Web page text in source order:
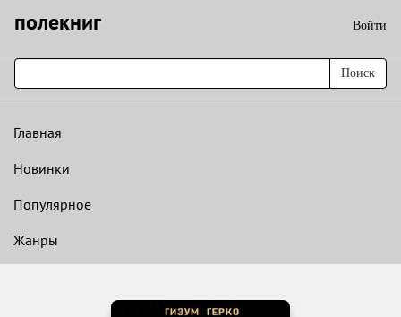
полекниг Войти
Поиск
Главная
Новинки
Популярное
Жанры